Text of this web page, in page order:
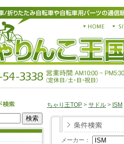
ちゃり王TOP > サドル > ISM
メーカー：